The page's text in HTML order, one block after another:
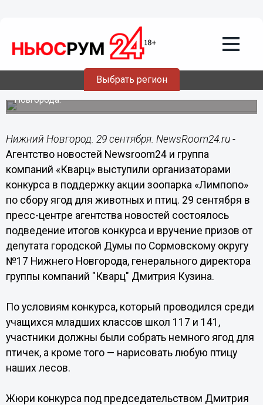
Выбрать регион
птицы" получили подарки от депутата
гордумы Нижнего Новгорода Дмитрия
В творческом конкурсе приняли участие 130
младшеклассников Сормовского района Нижнего
Новгорода.
Нижний Новгород. 29 сентября. NewsRoom24.ru -
Агентство новостей Newsroom24 и группа
компаний «Кварц» выступили организаторами
конкурса в поддержку акции зоопарка «Лимпопо»
по сбору ягод для животных и птиц. 29 сентября в
пресс-центре агентства новостей состоялось
подведение итогов конкурса и вручение призов от
депутата городской Думы по Сормовскому округу
№17 Нижнего Новгорода, генерального директора
группы компаний "Кварц" Дмитрия Кузина.
По условиям конкурса, который проводился среди
учащихся младших классов школ 117 и 141,
участники должны были собрать немного ягод для
птичек, а кроме того — нарисовать любую птицу
наших лесов.
Жюри конкурса под председательством Дмитрия